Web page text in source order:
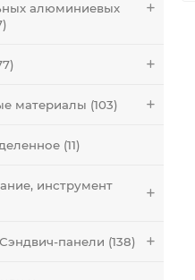
алюминиевых
материалы (103)
(11)
инструмент
панели (138)